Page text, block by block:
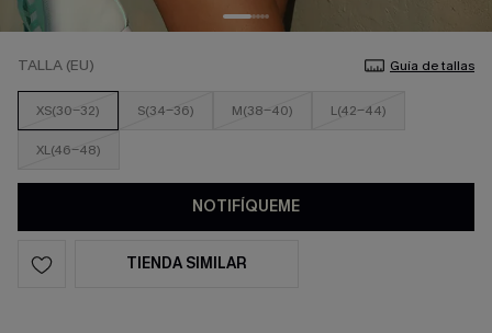
TALLA (EU) Guía de tallas
XS(30-32) S(34-36) M(38-40) L(42-44)
XL(46-48)
NOTIFÍQUEME
TIENDA SIMILAR